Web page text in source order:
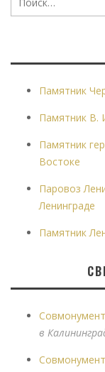
Памятник
Памятник В.
Памятник
Востоке
Паровоз
Ленинграде
Памятник
Совмонумент
в
Совмонумент